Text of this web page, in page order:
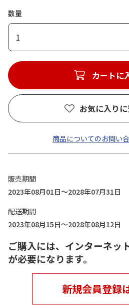
数量
1
カートに
お気に入り
商品についてのお問い
販売期間
2023年08月01日～2028年07月31日
配送期間
2023年08月15日～2028年08月12日
ご購入には、インターネッ
が必要になります。
新規会員登録